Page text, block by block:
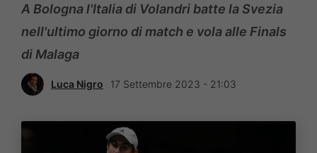
A Bologna l'Italia di Volandri batte la Svezia
nell'ultimo giorno di match e vola alle Finals
di Malaga
Luca Nigro 17 Settembre 2023 - 21:03